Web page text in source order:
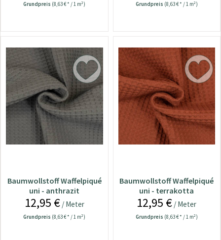
Grundpreis (8,63 € * / 1 m²) Grundpreis (8,63 € * / 1 m²)
Baumwollstoff Waffelpiqué
uni - anthrazit
12,95 €/ Meter
Grundpreis (8,63 € * / 1 m²)
Baumwollstoff Waffelpiqué
uni - terrakotta
12,95 € / Meter
Grundpreis (8,63 € * / 1 m²)